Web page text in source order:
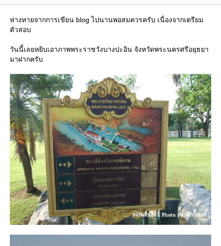
ห่างหายจากการเขียน blog ไปนานพอสมควรครับ เนื่องจากเตรียม
ตัวสอบ
วันนี้เลยหยิบเอาภาพพระราชวังบางปะอิน จังหวัดพระนครศรีอยุธยา
มาฝากครับ